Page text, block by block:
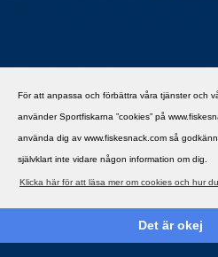
För att anpassa och förbättra våra tjänster och
använder Sportfiskarna ”cookies” på
använda dig av www.fiskesnack.com så
självklart inte vidare någon information om dig.
Klicka här för att läsa mer om cookies och hur
Det är okej